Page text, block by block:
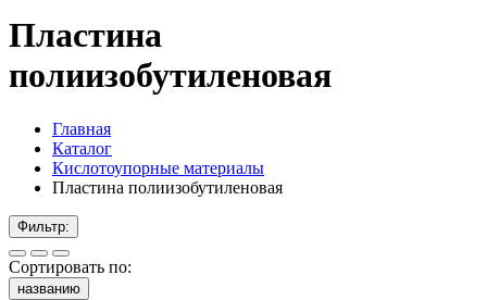
Пластина
полиизобутиленовая
Главная
Каталог
Кислотоупорные материалы
Пластина полиизобутиленовая
Фильтр:
Сортировать по:
названию